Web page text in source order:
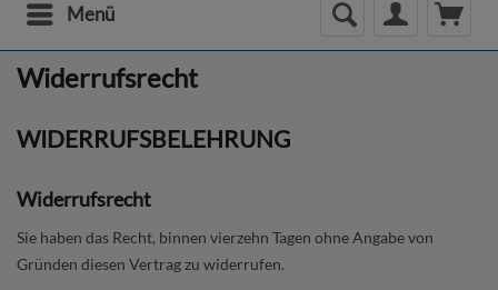
Menü
Widerrufsrecht
WIDERRUFSBELEHRUNG
Widerrufsrecht
Sie haben das Recht, binnen vierzehn Tagen ohne Angabe von
Gründen diesen Vertrag zu widerrufen.